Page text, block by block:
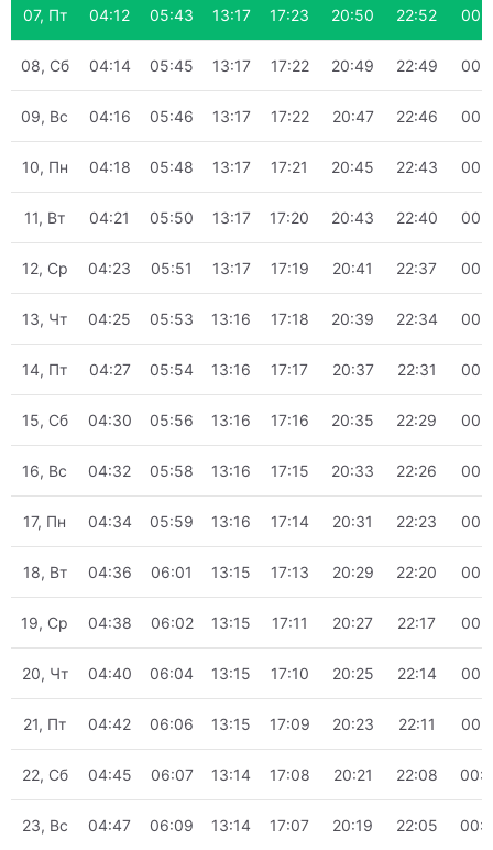
07, Пт 04:12 05:43 13:17 17:23 20:50 22:52
08, Сб 04:14 05:45 13:17 17:22 20:49 22:49
09, Вс 04:16 05:46 13:17 17:22 20:47 22:46
10, Пн 04:18 05:48 13:17 17:21 20:45 22:43
11, Вт 04:21 05:50 13:17 17:20 20:43 22:40
12, Ср 04:23 05:51 13:17 17:19 20:41 22:37
13, Чт 04:25 05:53 13:16 17:18 20:39 22:34
14, Пт 04:27 05:54 13:16 17:17 20:37 22:31
15, Сб 04:30 05:56 13:16 17:16 20:35 22:29
16, Вс 04:32 05:58 13:16 17:15 20:33 22:26
17, Пн 04:34 05:59 13:16 17:14 20:31 22:23
18, Вт 04:36 06:01 13:15 17:13 20:29 22:20
19, Ср 04:38 06:02 13:15 17:11 20:27 22:17
20, Чт 04:40 06:04 13:15 17:10 20:25 22:14
21, Пт 04:42 06:06 13:15 17:09 20:23 22:11
22, Сб 04:45 06:07 13:14 17:08 20:21 22:08
23, Вс 04:47 06:09 13:14 17:07 20:19 22:05